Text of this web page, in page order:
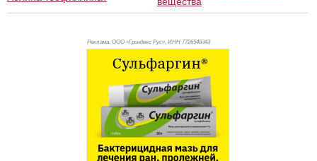
Реклама. ООО «Гриндекс Рус», ИНН 7726548343